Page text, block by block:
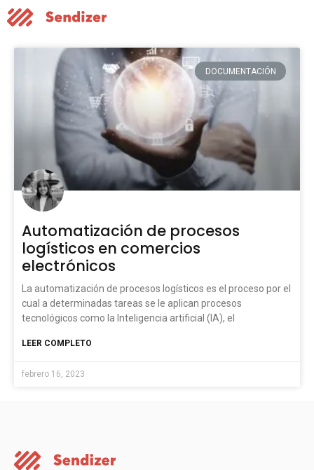
DOCUMENTACIÓN
Automatización de procesos
logísticos en comercios
electrónicos
La automatización de procesos logísticos es el proceso por el
cual a determinadas tareas se le aplican procesos
tecnológicos como la Inteligencia artificial (IA), el
LEER COMPLETO
febrero 16, 2023